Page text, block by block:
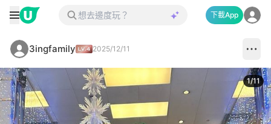
下載App
3ingfamily 2025/12/11
1/11